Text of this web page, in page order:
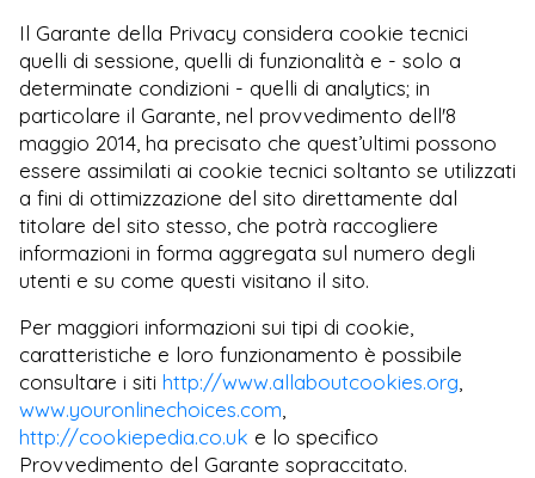
Il Garante della Privacy considera cookie tecnici
quelli di sessione, quelli di funzionalità e - solo a
determinate condizioni - quelli di analytics; in
particolare il Garante, nel provvedimento dell'8
maggio 2014, ha precisato che quest’ultimi possono
essere assimilati ai cookie tecnici soltanto se utilizzati
a fini di ottimizzazione del sito direttamente dal
titolare del sito stesso, che potrà raccogliere
informazioni in forma aggregata sul numero degli
utenti e su come questi visitano il sito.
Per maggiori informazioni sui tipi di cookie,
caratteristiche e loro funzionamento è possibile
consultare i siti http://www.allaboutcookies.org
www.youronlinechoices.com
http://cookiepedia.co.uk e lo specifico
Provvedimento del Garante sopraccitato.